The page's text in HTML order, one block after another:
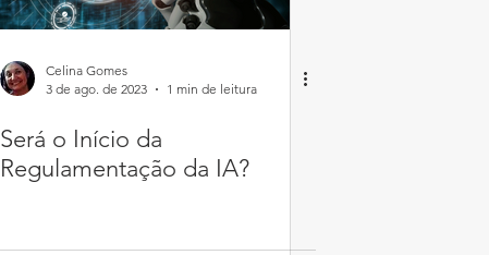
Celina Gomes
3 de ago. de 2023
1 min de leitura
Será o Início da
Regulamentação da IA?